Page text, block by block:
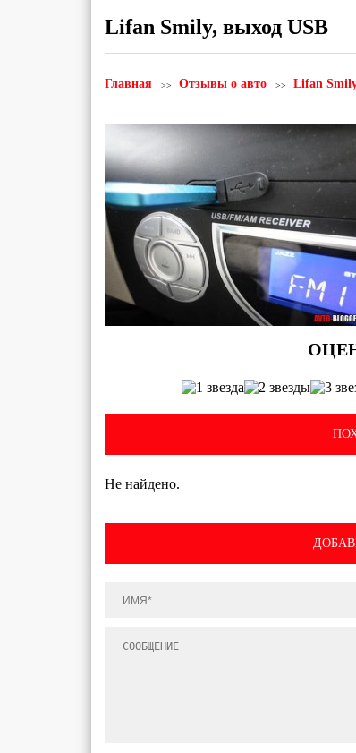
Lifan Smily, выход USB
Главная Отзывы о авто Lifan
Не найдено.